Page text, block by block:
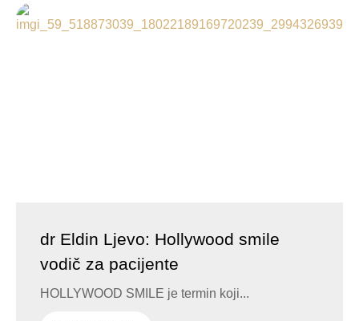
dr Eldin Ljevo: Hollywood smile
vodič za pacijente
HOLLYWOOD SMILE je termin koji...